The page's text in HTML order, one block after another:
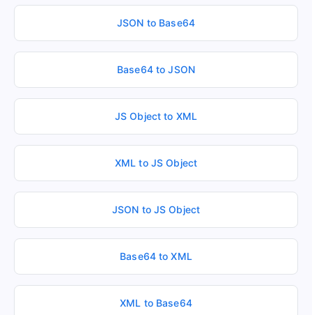
JSON to Base64
Base64 to JSON
JS Object to XML
XML to JS Object
JSON to JS Object
Base64 to XML
XML to Base64